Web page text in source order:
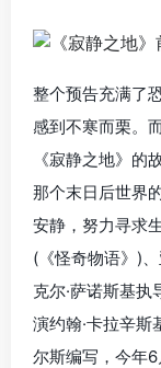
整个预告充满了
感到不寒而栗。
《寂静之地》的
那个末日后世界
安静，努力寻求
(《怪奇物语》)
克尔·萨诺斯基
演约翰·卡拉辛斯
尔斯编写，今年6